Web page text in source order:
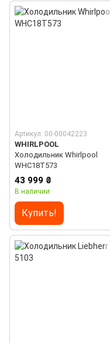
Артикул: 00-00042223
WHIRLPOOL
Холодильник Whirlpool
WHC18T573
43 999 ₴
В наличии
Купить!